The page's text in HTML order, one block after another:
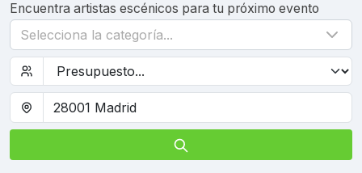
Encuentra artistas escénicos para tu próximo evento
Selecciona la categoría...